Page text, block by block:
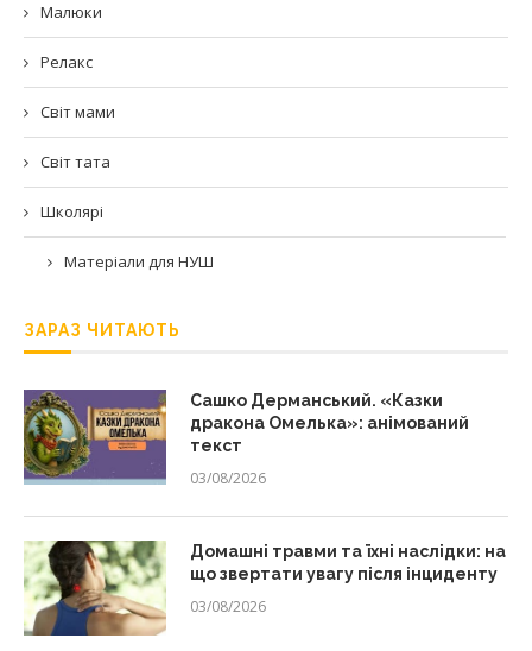
Малюки
Релакс
Світ мами
Світ тата
Школярі
Матеріали для НУШ
ЗАРАЗ ЧИТАЮТЬ
Сашко Дерманський. «Казки
дракона Омелька»: анімований
текст
03/08/2026
Домашні травми та їхні наслідки: на
що звертати увагу після інциденту
03/08/2026